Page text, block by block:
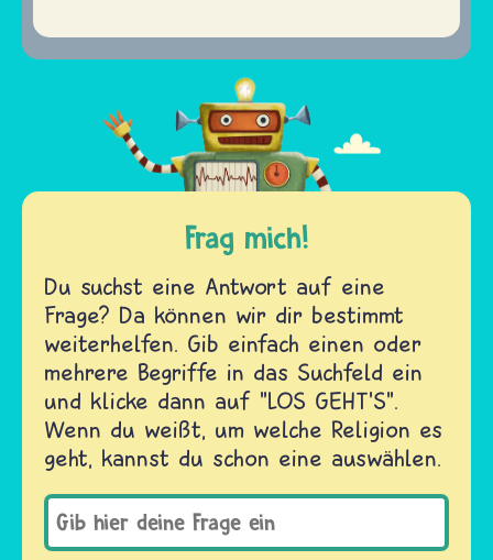
Frag mich!
Du suchst eine Antwort auf eine
Frage? Da können wir dir bestimmt
weiterhelfen. Gib einfach einen oder
mehrere Begriffe in das Suchfeld ein
und klicke dann auf "LOS GEHT'S".
Wenn du weißt, um welche Religion es
geht, kannst du schon eine auswählen.